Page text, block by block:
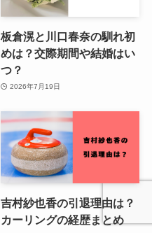
板倉滉と川口春奈の馴れ初
めは？交際期間や結婚はい
つ？
2026年7月19日
吉村紗也香の引退理由は？
カーリングの経歴まとめ